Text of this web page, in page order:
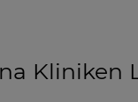
Kliniken